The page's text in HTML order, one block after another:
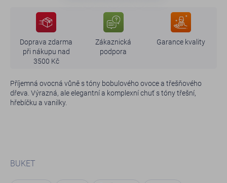
Doprava zdarma
při nákupu nad
3500 Kč
Zákaznická
podpora
Garance kvality
Příjemná ovocná vůně s tóny bobulového ovoce a třešňového
dřeva. Výrazná, ale elegantní a komplexní chuť s tóny třešní,
hřebíčku a vanilky.
BUKET